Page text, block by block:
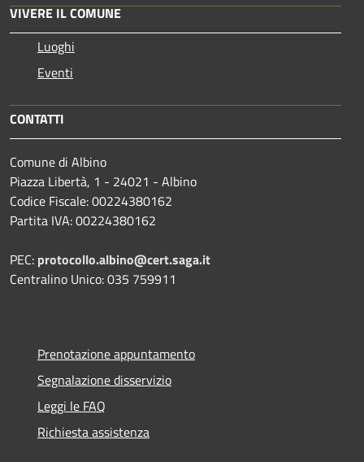
VIVERE IL COMUNE
Luoghi
Eventi
CONTATTI
Comune di Albino
Piazza Libertà, 1 - 24021 - Albino
Codice Fiscale: 00224380162
Partita IVA: 00224380162
PEC: protocollo.albino@cert.saga.it
Centralino Unico: 035 759911
Prenotazione appuntamento
Segnalazione disservizio
Leggi le FAQ
Richiesta assistenza